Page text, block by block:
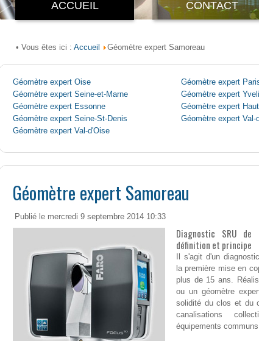
ACCUEIL CONTACT
• Vous êtes ici : Accueil Géomètre expert Samoreau
Géomètre expert Oise
Géomètre expert
Géomètre expert Seine-et-Marne
Géomètre expert
Géomètre expert Essonne
Géomètre expert
Géomètre expert Seine-St-Denis
Géomètre expert Val-
Géomètre expert Val-d'Oise
Géomètre expert Samoreau
Publié le mercredi 9 septembre 2014 10:33
Diagnostic SRU
définition et principe
Il s'agit d'un
la première mise en
plus de 15 ans.
ou un géomètre
solidité du clos et du
canalisations
équipements